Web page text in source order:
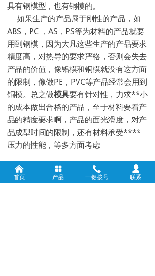
具有钢模型，也有铜模的。
如果生产的产品属于刚性的产品，如
ABS，PC ，AS，PS等为材料的产品就要
用到钢模，因为大凡这些生产的产品要求
精度高，对热导的要求严格，否则会失去
产品的价值，像铝模和铜模就没有这方面
的限制，像做PE，PVC等产品经常会用到
铜模。总之做模具要有针对性，力求**小
的成本做出合格的产品，至于材料要看产
品的精度要求啊，产品的面光滑度，对产
品成型时间的限制，还有材料承受****
压力的性能，等多方面考虑
前一个：无
낀
首页
넒
产品
끅
一键拨号
넙
联系